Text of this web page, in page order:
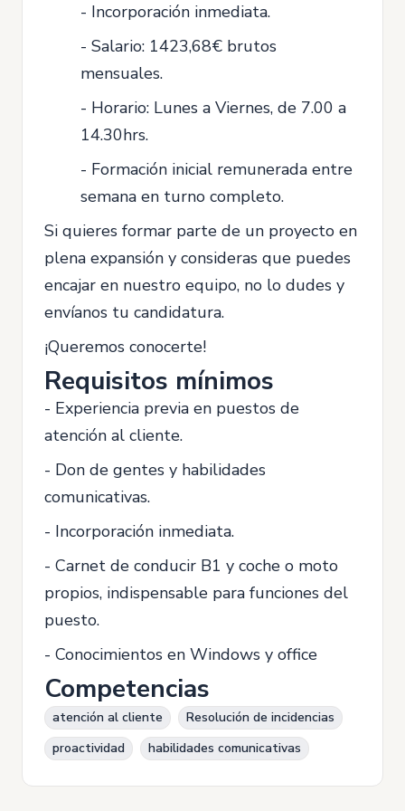
- Incorporación inmediata.
- Salario: 1423,68€ brutos
mensuales.
- Horario: Lunes a Viernes, de 7.00 a
14.30hrs.
- Formación inicial remunerada entre
semana en turno completo.
Si quieres formar parte de un proyecto en
plena expansión y consideras que puedes
encajar en nuestro equipo, no lo dudes y
envíanos tu candidatura.
¡Queremos conocerte!
Requisitos mínimos
- Experiencia previa en puestos de
atención al cliente.
- Don de gentes y habilidades
comunicativas.
- Incorporación inmediata.
- Carnet de conducir B1 y coche o moto
propios, indispensable para funciones del
puesto.
- Conocimientos en Windows y office
Competencias
atención al cliente
Resolución de incidencias
proactividad
habilidades comunicativas